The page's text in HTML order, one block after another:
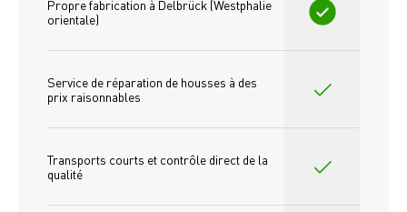
Propre fabrication à Delbrück (Westphalie
orientale)
Service de réparation de housses à des
prix raisonnables
Transports courts et contrôle direct de la
qualité